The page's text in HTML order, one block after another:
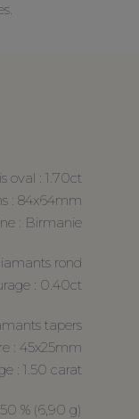
oval : 1.70ct
: 84x64mm
: Birmanie
rond
: 0.40ct
tapers
: 45x25mm
: 1.50 carat
% (6,90 g)